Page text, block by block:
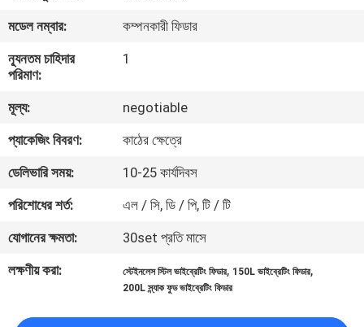
ফ্যাক্টরি
ট্যুর
মান
নিয়ন্ত্রণ
আমাদের
সাথে
যোগাযোগ
মডেল নম্বার:
কম্পনকারী ফিডার
ন্যূনতম চাহিদার
পরিমাণ:
1
মূল্য:
negotiable
প্যাকেজিং বিবরণ:
কাঠের ক্ষেত্রে
ডেলিভারি সময়:
10-25 কার্যদিবস
পরিশোধের শর্ত:
এল / সি, ডি / পি, টি / টি
যোগানের ক্ষমতা:
30set প্রতি মাসে
লক্ষণীয় করা:
স্টেইনলেস স্টিল ভাইব্রেটিং ফিডার, 150L ভাইব্রেটিং ফিডার,
200L স্ন্যাক ফুড ভাইব্রেটিং ফিডার